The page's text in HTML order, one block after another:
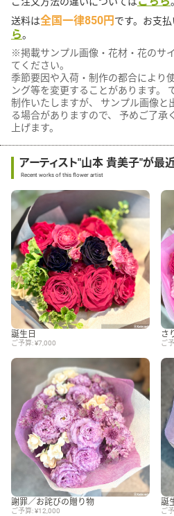
送料は全国一律850円です。お支
ら。
※掲載サンプル画像・花材・花のサ
てください。
季節要因や入荷・制作の都合により
ング等を変更することがあります。
制作いたしますが、 サンプル画像と
る場合がありますので、 予めご了承
上げます。
アーティスト"山本 貴美子"が最
Recent works of this flower artist
誕生日
ご予算: ¥7,000
さ
ご
謝罪／お詫びの贈り物
ご予算: ¥12,000
誕
ご